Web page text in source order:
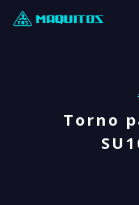
Torno